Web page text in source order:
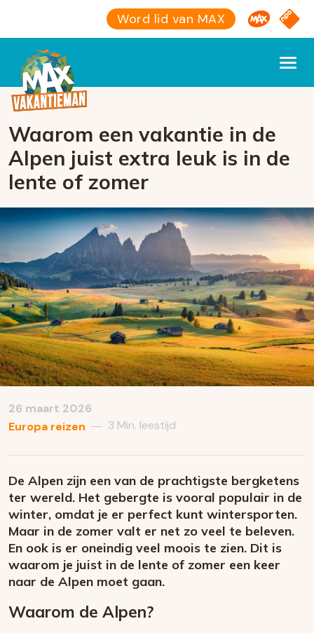
Word lid van MAX Omroep
NPO
Waarom een vakantie in de
Alpen juist extra leuk is in de
lente of zomer
26 maart 2026
Europa reizen — 3 Min. leestijd
De Alpen zijn een van de prachtigste bergketens
ter wereld. Het gebergte is vooral populair in de
winter, omdat je er perfect kunt wintersporten.
Maar in de zomer valt er net zo veel te beleven.
En ook is er oneindig veel moois te zien. Dit is
waarom je juist in de lente of zomer een keer
naar de Alpen moet gaan.
Waarom de Alpen?